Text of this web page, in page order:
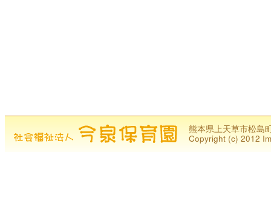
熊本県上天草市松
Copyright (c) 2012